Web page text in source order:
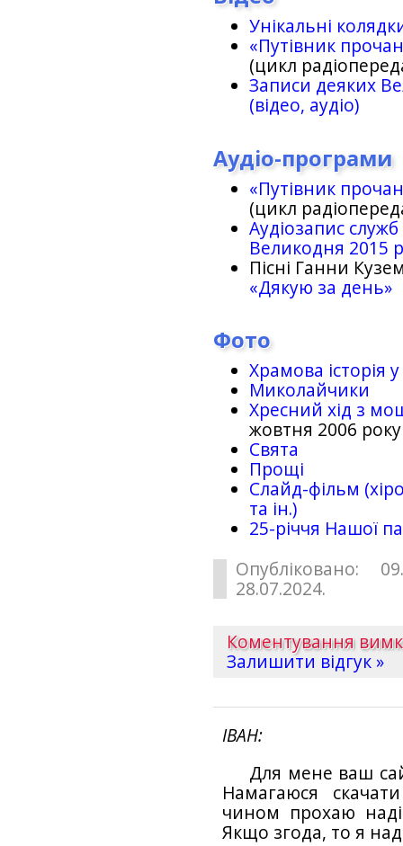
Унікальні
«Путівник
(цикл
Записи деяких
(відео, аудіо)
Аудіо-програми
«Путівник
(цикл
Аудіозапис
Великодня 2015
Пісні Ганни
«Дякую за день»
Фото
Храмова історія
Миколайчики
Хресний хід з
жовтня 2006 року
Свята
Прощі
Слайд-фільм
та ін.)
25-рiччя Нашої
Опубліковано:
28.07.2024.
Коментування
Залишити відгук »
ІВАН
Для мене ваш
Намагаюся
чином прохаю
Якщо згода, то я